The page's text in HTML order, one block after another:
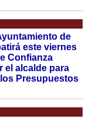
de
este viernes
Confianza
el alcalde para
Presupuestos